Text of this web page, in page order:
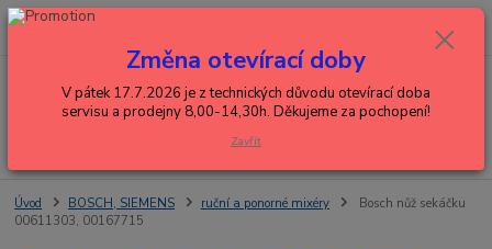
Menu
+420 602 288 130
0,00 Kč
Úvod BOSCH, SIEMENS ruční a ponorné mixéry
Bosch nůž sekáčku
00611303, 00167715
Změna otevírací doby
V pátek 17.7.2026 je z technických důvodu otevírací doba
servisu a prodejny 8,00-14,30h. Děkujeme za pochopení!
Zavřít